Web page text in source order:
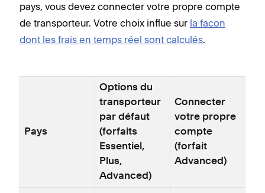
pays, vous devez connecter votre propre compte
de transporteur. Votre choix influe sur la façon
dont les frais en temps réel sont calculés.
Pays
Options du
transporteur
par défaut
(forfaits
Essentiel,
Plus,
Advanced)
Connecter
votre propre
compte
(forfait
Advanced)